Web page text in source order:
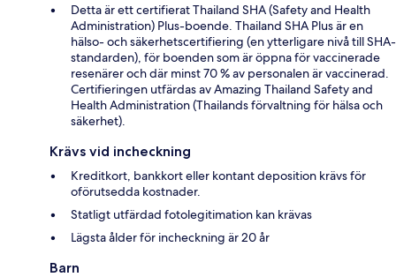
Detta är ett certifierat Thailand SHA (Safety and Health
Administration) Plus-boende. Thailand SHA Plus är en
hälso- och säkerhetscertifiering (en ytterligare nivå till SHA-
standarden), för boenden som är öppna för vaccinerade
resenärer och där minst 70 % av personalen är vaccinerad.
Certifieringen utfärdas av Amazing Thailand Safety and
Health Administration (Thailands förvaltning för hälsa och
säkerhet).
Krävs vid incheckning
Kreditkort, bankkort eller kontant deposition krävs för
oförutsedda kostnader.
Statligt utfärdad fotolegitimation kan krävas
Lägsta ålder för incheckning är 20 år
Barn